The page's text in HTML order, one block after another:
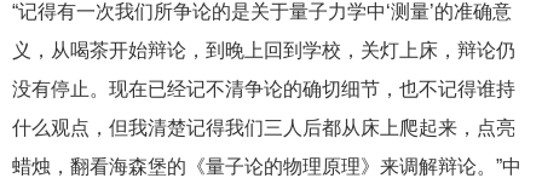
“记得有一次我们所争论的是关于量子力学中‘测量’的准确意
义，从喝茶开始辩论，到晚上回到学校，关灯上床，辩论仍
没有停止。现在已经记不清争论的确切细节，也不记得谁持
什么观点，但我清楚记得我们三人后都从床上爬起来，点亮
蜡烛，翻看海森堡的《量子论的物理原理》来调解辩论。”中